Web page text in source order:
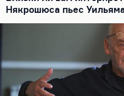
потому что его тема —
вообразил себя героем и
А вот с Горацио была бы
дюжинный малый, не
Някрошюса пьес